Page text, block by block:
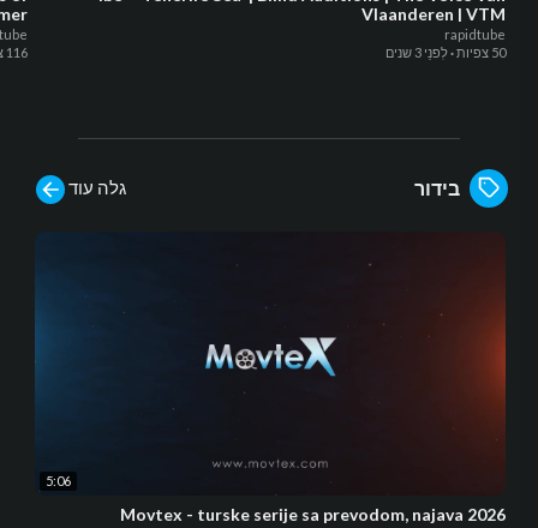
116 צפיות
Vlaanderen | VTM
rapidtube
50 צפיות
·לִפנֵי 3 שנים
בידור גלה עוד
5:06
Movtex - turske serije sa prevodom, najava 2026